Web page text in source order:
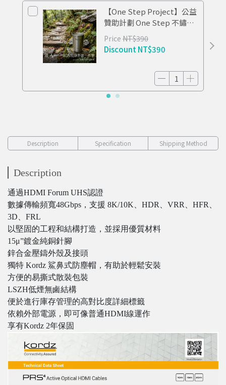
【One Step Project】公益
贊助計劃 One Step 不鏽鋼
杯 TIDE
Price NT$390
Discount NT$390
Description Specification Shipping Method
Description
通過HDMI Forum UHS認證
數據傳輸頻寬48Gbps，支援 8K/10K、HDR、VRR、HFR、
3D、FRL
以堅固的工程和結構打造，並採用優質材料
15μ”鍍金純銅針腳
鋅合金壓鑄外殼及接頭
獨特 Kordz 鯊鼻式防塵帽，有助於輕鬆安裝
方便的易撕式散裝包裝
LSZH低煙無鹵結構
便於進行庫存管理的高對比度詳細標籤
依賴外部電源，即可像普通HDMI線運作
享有Kordz 2年保固